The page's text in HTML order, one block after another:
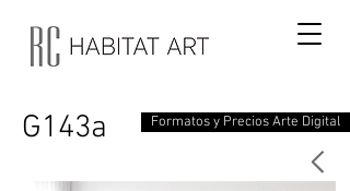
G143a Formatos y Precios Arte Digital